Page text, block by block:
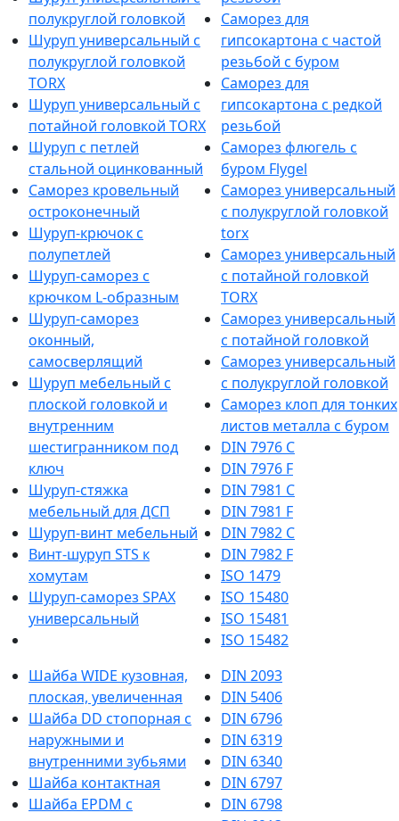
полукруглой головкой
Шуруп универсальный с
полукруглой головкой
TORX
Шуруп универсальный с
потайной головкой TORX
Шуруп с петлей
стальной оцинкованный
Саморез кровельный
остроконечный
Шуруп-крючок с
полупетлей
Шуруп-саморез с
крючком L-образным
Шуруп-саморез
оконный,
самосверлящий
Шуруп мебельный с
плоской головкой и
внутренним
шестигранником под
ключ
Шуруп-стяжка
мебельный для ДСП
Шуруп-винт мебельный
Винт-шуруп STS к
хомутам
Шуруп-саморез SPAX
универсальный
Саморез для
гипсокартона с частой
резьбой с буром
Саморез для
гипсокартона с редкой
резьбой
Саморез флюгель с
буром Flygel
Саморез универсальный
с полукруглой головкой
torx
Саморез универсальный
с потайной головкой
TORX
Саморез универсальный
с потайной головкой
Саморез универсальный
с полукруглой головкой
Саморез клоп для тонких
листов металла с буром
DIN 7976 C
DIN 7976 F
DIN 7981 C
DIN 7981 F
DIN 7982 C
DIN 7982 F
ISO 1479
ISO 15480
ISO 15481
ISO 15482
Шайба WIDE кузовная,
плоская, увеличенная
Шайба DD стопорная с
наружными и
внутренними зубьями
Шайба контактная
Шайба EPDM с
DIN 2093
DIN 5406
DIN 6796
DIN 6319
DIN 6340
DIN 6797
DIN 6798